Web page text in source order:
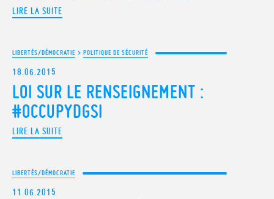
LIRE LA SUITE
LIBERTÉS/DÉMOCRATIE > POLITIQUE DE SÉCURITÉ
18.06.2015
LOI SUR LE RENSEIGNEMENT :
#OCCUPYDGSI
LIRE LA SUITE
LIBERTÉS/DÉMOCRATIE
11.06.2015